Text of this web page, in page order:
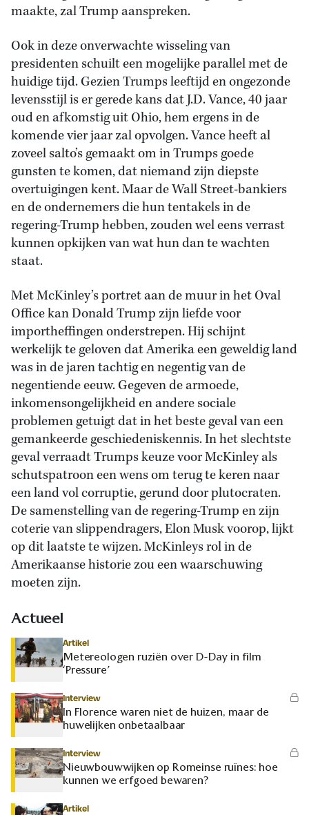
maakte, zal Trump aanspreken.
Ook in deze onverwachte wisseling van
presidenten schuilt een mogelijke parallel met de
huidige tijd. Gezien Trumps leeftijd en ongezonde
levensstijl is er gerede kans dat J.D. Vance, 40 jaar
oud en afkomstig uit Ohio, hem ergens in de
komende vier jaar zal opvolgen. Vance heeft al
zoveel salto’s gemaakt om in Trumps goede
gunsten te komen, dat niemand zijn diepste
overtuigingen kent. Maar de Wall Street-bankiers
en de ondernemers die hun tentakels in de
regering-Trump hebben, zouden wel eens verrast
kunnen opkijken van wat hun dan te wachten
staat.
Met McKinley’s portret aan de muur in het Oval
Office kan Donald Trump zijn liefde voor
importheffingen onderstrepen. Hij schijnt
werkelijk te geloven dat Amerika een geweldig land
was in de jaren tachtig en negentig van de
negentiende eeuw. Gegeven de armoede,
inkomensongelijkheid en andere sociale
problemen getuigt dat in het beste geval van een
gemankeerde geschiedeniskennis. In het slechtste
geval verraadt Trumps keuze voor McKinley als
schutspatroon een wens om terug te keren naar
een land vol corruptie, gerund door plutocraten.
De samenstelling van de regering-Trump en zijn
coterie van slippendragers, Elon Musk voorop, lijkt
op dit laatste te wijzen. McKinleys rol in de
Amerikaanse historie zou een waarschuwing
moeten zijn.
Actueel
Artikel
Metereologen ruziën over D-Day in film
‘Pressure’
Interview
In Florence waren niet de huizen, maar de
huwelijken onbetaalbaar
Interview
Nieuwbouwwijken op Romeinse ruïnes: hoe
kunnen we erfgoed bewaren?
Artikel